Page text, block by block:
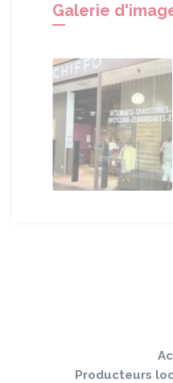
Galerie
Producteurs